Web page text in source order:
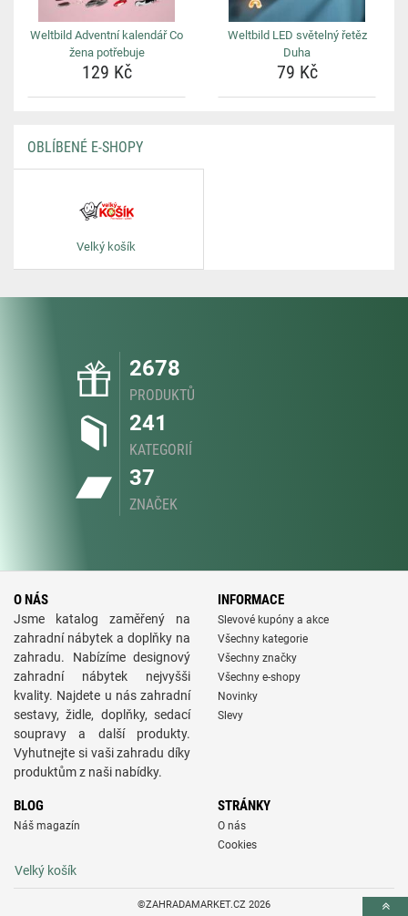
Weltbild Adventní kalendář Co
žena potřebuje
129 Kč
Weltbild LED světelný řetěz
Duha
79 Kč
OBLÍBENÉ E-SHOPY
Velký košík
2678
PRODUKTŮ
241
KATEGORIÍ
37
ZNAČEK
O NÁS
Jsme katalog zaměřený na
zahradní nábytek a doplňky na
zahradu. Nabízíme designový
zahradní nábytek nejvyšši
kvality. Najdete u nás zahradní
sestavy, židle, doplňky, sedací
soupravy a další produkty.
Vyhutnejte si vaši zahradu díky
produktům z naši nabídky.
INFORMACE
Slevové kupóny a akce
Všechny kategorie
Všechny značky
Všechny e-shopy
Novinky
Slevy
BLOG
Náš magazín
STRÁNKY
O nás
Cookies
Velký košík
©ZAHRADAMARKET.CZ 2026